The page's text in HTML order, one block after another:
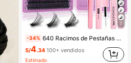
7
-34% 640 Racimos de Pestañas Postizas de Visón Sintético DIY, Rizo D, Densas & Esponjosas, Longitud Mixta de 8-16mm, Efecto Llamativo, Adecuadas para Diversos Looks de Maquillaje. Pegamento, Removedor, Pinzas Pueden Seleccionarse Según las Necesidades. Ligeras & Reutilizables, Alta Relación Costo-Rendimiento, Adecuadas para Principiantes, Aplicables a Múltiples Ocasiones, Uso Diario
S/4.34 100+ vendidos
Estimado